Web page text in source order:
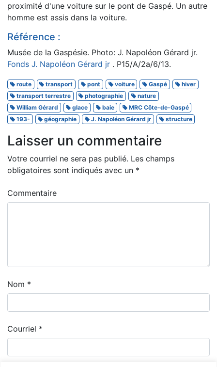
proximité d'une voiture sur le pont de Gaspé. Un autre
homme est assis dans la voiture.
Référence :
Musée de la Gaspésie. Photo: J. Napoléon Gérard jr.
Fonds J. Napoléon Gérard jr . P15/A/2a/6/13.
route transport pont voiture Gaspé
hiver
transport terrestre
photographie
nature
William Gérard
glace baie
MRC Côte-de-Gaspé
193-
géographie J. Napoléon Gérard jr structure
Laisser un commentaire
Votre courriel ne sera pas publié. Les champs
obligatoires sont indiqués avec un *
Commentaire
Nom *
Courriel *